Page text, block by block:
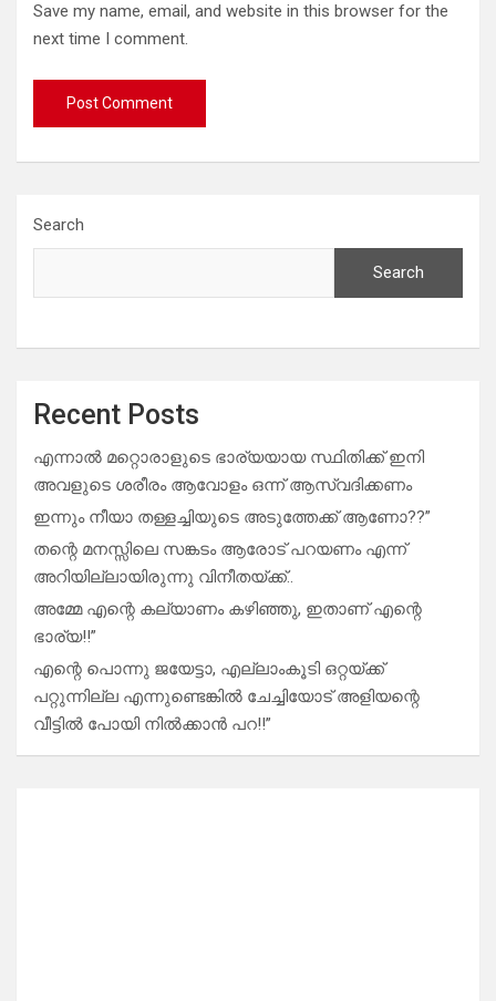
Save my name, email, and website in this browser for the
next time I comment.
Search
Search
Recent Posts
എന്നാൽ മറ്റൊരാളുടെ ഭാര്യയായ സ്ഥിതിക്ക് ഇനി
അവളുടെ ശരീരം ആവോളം ഒന്ന് ആസ്വദിക്കണം
ഇന്നും നീയാ തള്ളച്ചിയുടെ അടുത്തേക്ക് ആണോ??”
തന്റെ മനസ്സിലെ സങ്കടം ആരോട് പറയണം എന്ന്
അറിയില്ലായിരുന്നു വിനീതയ്ക്ക്..
അമ്മേ എന്റെ കല്യാണം കഴിഞ്ഞു, ഇതാണ് എന്റെ
ഭാര്യ!!”
എന്റെ പൊന്നു ജയേട്ടാ, എല്ലാംകൂടി ഒറ്റയ്ക്ക്
പറ്റുന്നില്ല എന്നുണ്ടെങ്കിൽ ചേച്ചിയോട് അളിയന്റെ
വീട്ടിൽ പോയി നിൽക്കാൻ പറ!!”